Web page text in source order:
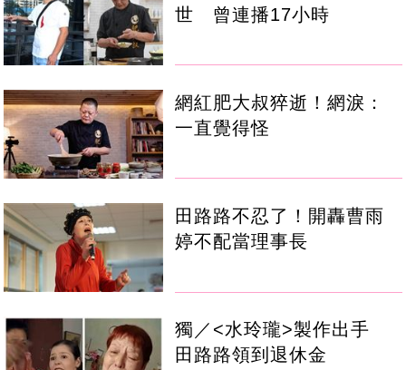
世 曾連播17小時
網紅肥大叔猝逝！網淚：
一直覺得怪
田路路不忍了！開轟曹雨
婷不配當理事長
獨／<水玲瓏>製作出手
田路路領到退休金